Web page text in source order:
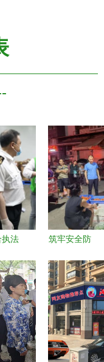
执法
门严
环节
链食
全
筑牢安全防
市场监管局
开展食用农
产品市场准
入专项检查
行动